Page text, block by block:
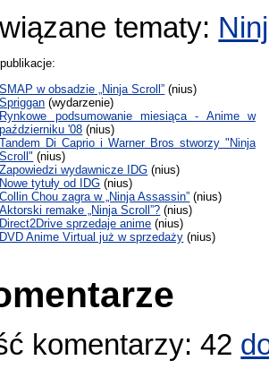
tematy:
SMAP w obsadzie „Ninja Scroll” (nius)
Spriggan (wydarzenie)
Rynkowe podsumowanie miesiąca - Anime w
październiku '08 (nius)
Tandem Di Caprio i Warner Bros stworzy "Ninja
Scroll" (nius)
Zapowiedzi wydawnicze IDG (nius)
Nowe tytuły od IDG (nius)
Collin Chou zagra w „Ninja Assassin” (nius)
Aktorski remake „Ninja Scroll”? (nius)
Direct2Drive sprzedaje anime (nius)
DVD Anime Virtual już w sprzedaży (nius)
komentarzy: 42